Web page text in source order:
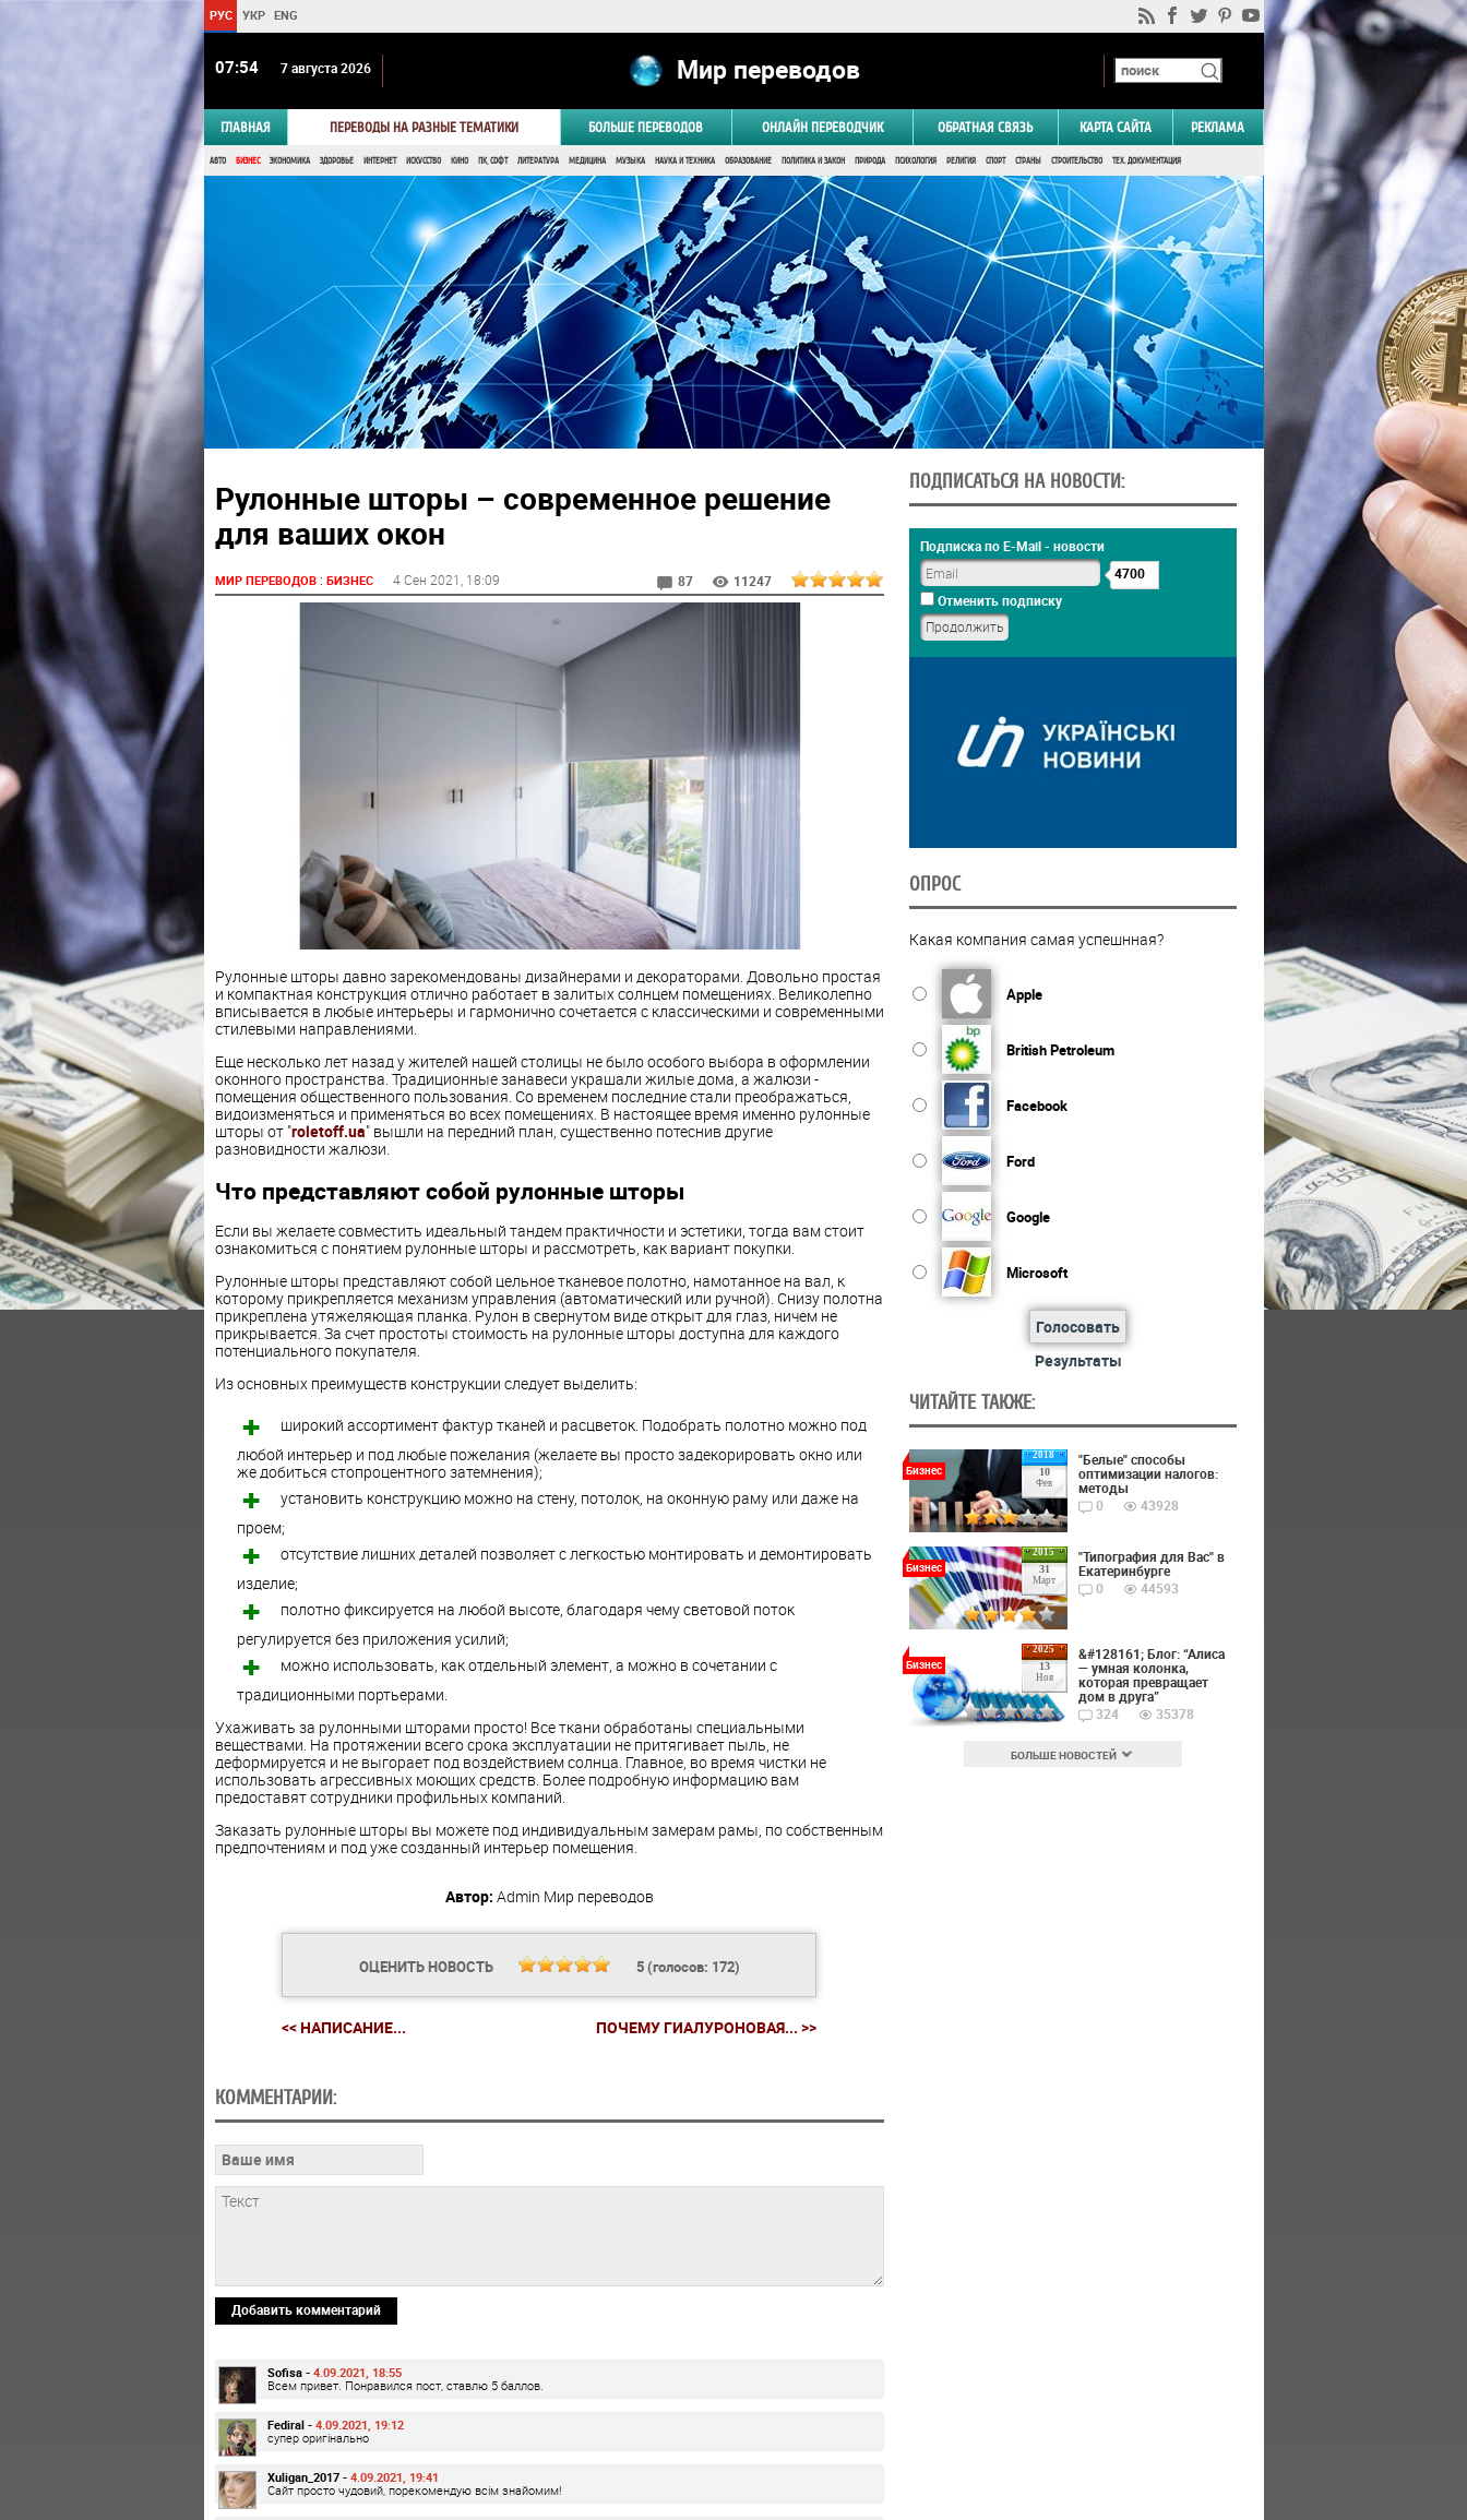
РУС УКР ENG
07:54 7 августа 2026 Мир переводов
ГЛАВНАЯ ПЕРЕВОДЫ НА РАЗНЫЕ ТЕМАТИКИ БОЛЬШЕ ПЕРЕВОДОВ ОНЛАЙН ПЕРЕВОДЧИК ОБРАТНАЯ СВЯЗЬ КАРТА САЙТА РЕКЛАМА
АВТО БИЗНЕС ЭКОНОМИКА ЗДОРОВЬЕ ИНТЕРНЕТ ИСКУССТВО КИНО ПК, СОФТ ЛИТЕРАТУРА МЕДИЦИНА МУЗЫКА НАУКА И ТЕХНИКА ОБРАЗОВАНИЕ ПОЛИТИКА И ЗАКОН ПРИРОДА ПСИХОЛОГИЯ РЕЛИГИЯ СПОРТ СТРАНЫ СТРОИТЕЛЬСТВО ТЕХ. ДОКУМЕНТАЦИЯ
Рулонные шторы – современное решение
для ваших окон
МИР ПЕРЕВОДОВ: БИЗНЕС 4 Сен 2021 , 18:09 87 11247
Рулонные шторы давно зарекомендованы дизайнерами и декораторами. Довольно простая
и компактная конструкция отлично работает в залитых солнцем помещениях. Великолепно
вписывается в любые интерьеры и гармонично сочетается с классическими и современными
стилевыми направлениями.
Еще несколько лет назад у жителей нашей столицы не было особого выбора в оформлении
оконного пространства. Традиционные занавеси украшали жилые дома, а жалюзи -
помещения общественного пользования. Со временем последние стали преображаться,
видоизменяться и применяться во всех помещениях. В настоящее время именно рулонные
шторы от "roletoff.ua" вышли на передний план, существенно потеснив другие
разновидности жалюзи.
Что представляют собой рулонные шторы
Если вы желаете совместить идеальный тандем практичности и эстетики, тогда вам стоит
ознакомиться с понятием рулонные шторы и рассмотреть, как вариант покупки.
Рулонные шторы представляют собой цельное тканевое полотно, намотанное на вал, к
которому прикрепляется механизм управления (автоматический или ручной). Снизу полотна
прикреплена утяжеляющая планка. Рулон в свернутом виде открыт для глаз, ничем не
прикрывается. За счет простоты стоимость на рулонные шторы доступна для каждого
потенциального покупателя.
Из основных преимуществ конструкции следует выделить:
широкий ассортимент фактур тканей и расцветок. Подобрать полотно можно под
любой интерьер и под любые пожелания (желаете вы просто задекорировать окно или
же добиться стопроцентного затемнения);
установить конструкцию можно на стену, потолок, на оконную раму или даже на
проем;
отсутствие лишних деталей позволяет с легкостью монтировать и демонтировать
изделие;
полотно фиксируется на любой высоте, благодаря чему световой поток
регулируется без приложения усилий;
можно использовать, как отдельный элемент, а можно в сочетании с
традиционными портьерами.
Ухаживать за рулонными шторами просто! Все ткани обработаны специальными
веществами. На протяжении всего срока эксплуатации не притягивает пыль, не
деформируется и не выгорает под воздействием солнца. Главное, во время чистки не
использовать агрессивных моющих средств. Более подробную информацию вам
предоставят сотрудники профильных компаний.
Заказать рулонные шторы вы можете под индивидуальным замерам рамы, по собственным
предпочтениям и под уже созданный интерьер помещения.
Автор: Admin Мир переводов
ОЦЕНИТЬ НОВОСТЬ 5(голосов: 172)
<< НАПИСАНИЕ... ПОЧЕМУ ГИАЛУРОНОВАЯ... >>
КОММЕНТАРИИ:
Добавить комментарий
Sofisa - 4.09.2021, 18:55
Всем привет. Понравился пост, ставлю 5 баллов.
Fediral - 4.09.2021, 19:12
супер оригінально
Xuligan_2017 - 4.09.2021, 19:41
Сайт просто чудовий, порекомендую всім знайомим!
ПОДПИСАТЬСЯ НА НОВОСТИ:
Подписка по E-Mail - новости
4700
Отменить подписку
ОПРОС
Какая компания самая успешнная?
Apple
British Petroleum
Facebook
Ford
Google
Microsoft
Голосовать
Результаты
ЧИТАЙТЕ ТАКЖЕ:
2018
10
Фев
Бизнес
"Белые" способы
оптимизации налогов:
методы
0
43928
2015
31
Март
Бизнес
"Типография для Вас" в
Екатеринбурге
0
44593
2025
13
Ноя
Бизнес
&#128161; Блог: “Алиса
— умная колонка,
которая превращает
дом в друга”
324
35378
БОЛЬШЕ НОВОСТЕЙ